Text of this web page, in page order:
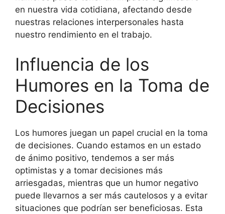
en nuestra vida cotidiana, afectando desde
nuestras relaciones interpersonales hasta
nuestro rendimiento en el trabajo.
Influencia de los
Humores en la Toma de
Decisiones
Los humores juegan un papel crucial en la toma
de decisiones. Cuando estamos en un estado
de ánimo positivo, tendemos a ser más
optimistas y a tomar decisiones más
arriesgadas, mientras que un humor negativo
puede llevarnos a ser más cautelosos y a evitar
situaciones que podrían ser beneficiosas. Esta